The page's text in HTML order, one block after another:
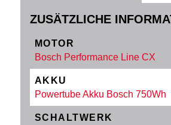
ZUSÄTZLICHE
MOTOR
Bosch Performance Line CX
AKKU
Powertube Akku Bosch 750Wh
SCHALTWERK